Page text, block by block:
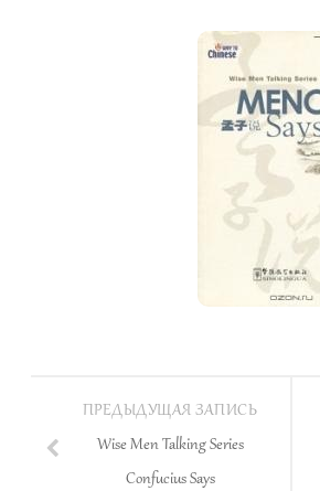
ПРЕДЫДУЩАЯ ЗАПИСЬ
Wise Men Talking Series
Confucius Says